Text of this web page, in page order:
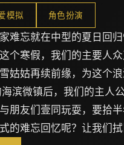
模拟 角色扮演
难忘就在中型的夏日回
个寒假，我们的主要人
姑姑再续前缘，为这个
滨微镇后，我们的主人
朋友们壹同玩耍，要拾
的难忘回忆呢？让我们拭